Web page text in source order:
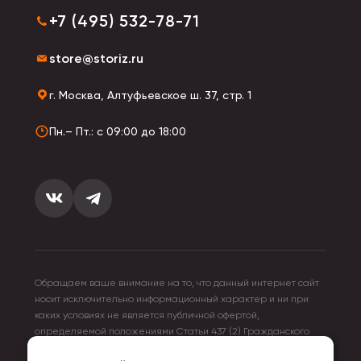
+7 (495) 532-78-71
store@storiz.ru
г. Москва, Алтуфьевское ш. 37, стр. 1
Пн.– Пт.: с 09:00 до 18:00
Обращаем ваше внимание на то, что данный интернет сайт
носит исключительно информационный характер и ни при
каких условиях не является публичной офертой,
определяемой положениями Статьи 437 (2) Гражданского